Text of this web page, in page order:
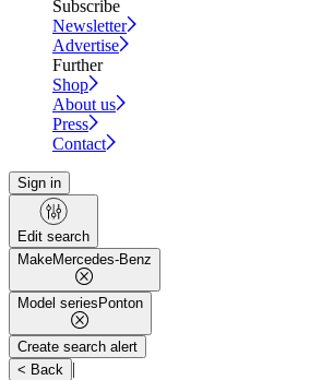
Subscribe
Newsletter
Advertise
Further
Shop
About us
Press
Contact
Sign in
Edit search
MakeMercedes-Benz
Model series Ponton
Create search alert
< Back |